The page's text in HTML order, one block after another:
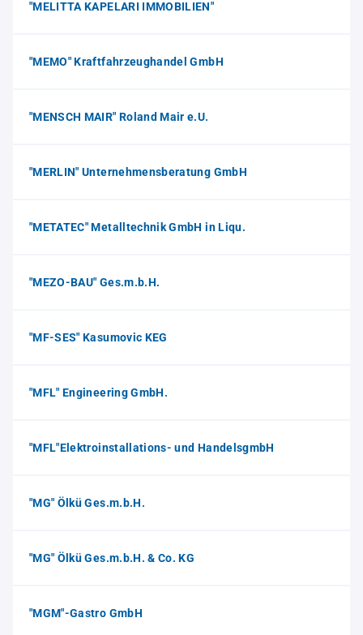
"MELITTA KAPELARI IMMOBILIEN"
"MEMO" Kraftfahrzeughandel GmbH
"MENSCH MAIR" Roland Mair e.U.
"MERLIN" Unternehmensberatung GmbH
"METATEC" Metalltechnik GmbH in Liqu.
"MEZO-BAU" Ges.m.b.H.
"MF-SES" Kasumovic KEG
"MFL" Engineering GmbH.
"MFL"Elektroinstallations- und HandelsgmbH
"MG" Ölkü Ges.m.b.H.
"MG" Ölkü Ges.m.b.H. & Co. KG
"MGM"-Gastro GmbH